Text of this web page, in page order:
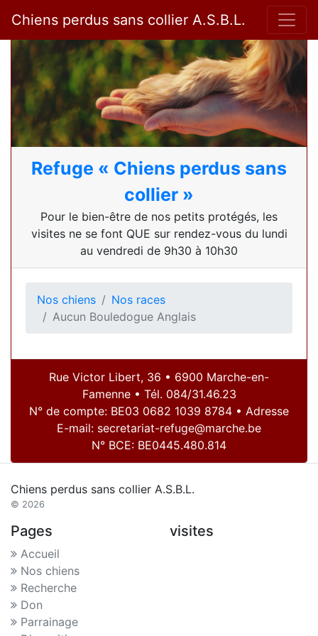
Chiens perdus sans collier A.S.B.L.
Refuge « Chiens perdus sans
collier »
Pour le bien-être de nos petits protégés, les
visites ne se font QUE sur rendez-vous du lundi
au vendredi de 9h30 à 10h30
Nos chiens
Nos races
Aucun Bouledogue Anglais
Rue Victor Libert, 36 • 6900 Marche-en-
Famenne • Tél. 084/31.46.23
N° de compte: BE03 0682 1039 8784 • Adresse
E-mail: secretariat-refuge@marche.be
N° BCE: BE0445.480.814
Chiens perdus sans collier A.S.B.L.
© 2026
Pages
Accueil
Nos chiens
Recherche
Don
Parrainage
visites